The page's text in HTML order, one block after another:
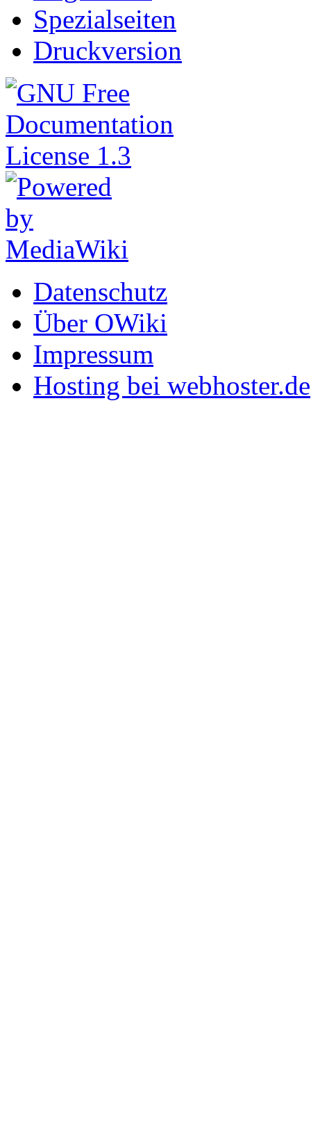
Spezialseiten
Druckversion
Datenschutz
Über OWiki
Impressum
Hosting bei webhoster.de